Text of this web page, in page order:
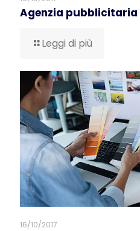
Agenzia pubblicitaria
Leggi di più
16/10/2017